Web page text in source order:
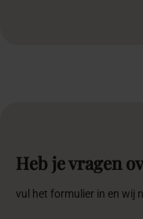
Heb je vragen
vul het formulier in en wij